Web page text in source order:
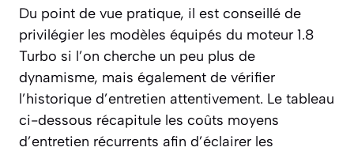
Du point de vue pratique, il est conseillé de
privilégier les modèles équipés du moteur 1.8
Turbo si l’on cherche un peu plus de
dynamisme, mais également de vérifier
l’historique d’entretien attentivement. Le tableau
ci-dessous récapitule les coûts moyens
d’entretien récurrents afin d’éclairer les